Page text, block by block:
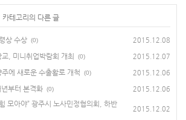
카테고리의 다른 글
상 수상 (0) 2015.12.08
, 미니취업박람회 개최 (0) 2015.12.07
에 새로운 수출활로 개척 (0) 2015.12.06
부터 본격화 (0) 2015.12.06
모아야” 광주시 노사민정협의회, 하반
2015.12.02